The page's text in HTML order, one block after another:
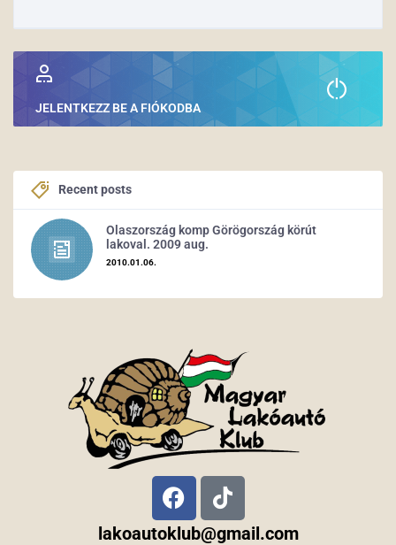
JELENTKEZZ BE A FIÓKODBA
Recent posts
Olaszország komp Görögország körút
lakoval. 2009 aug.
2010.01.06.
lakoautoklub@gmail.com